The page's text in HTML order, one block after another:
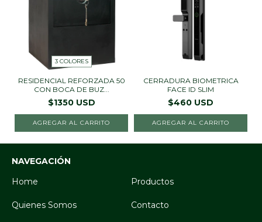
3 COLORES
RESIDENCIAL REFORZADA 50
CON BOCA DE BUZ...
$1350 USD
AGREGAR AL CARRITO
CERRADURA BIOMETRICA
FACE ID SLIM
$460 USD
AGREGAR AL CARRITO
NAVEGACIÓN
Home
Productos
Quienes Somos Contacto